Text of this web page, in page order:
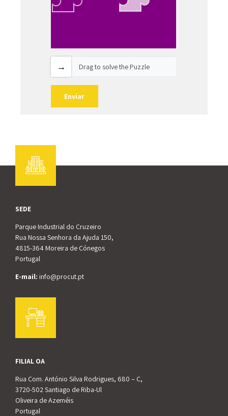
Drag to solve the Puzzle
SEDE
Parque Industrial do Cruzeiro
Rua Nossa Senhora da Ajuda 150,
4815-364 Moreira de Cónegos
Portugal
E-mail: info@procut.pt
FILIAL OA
Rua Com. António Silva Rodrigues, 680 – C,
3720-502 Santiago de Riba-Ul
Oliveira de Azeméis
Portugal